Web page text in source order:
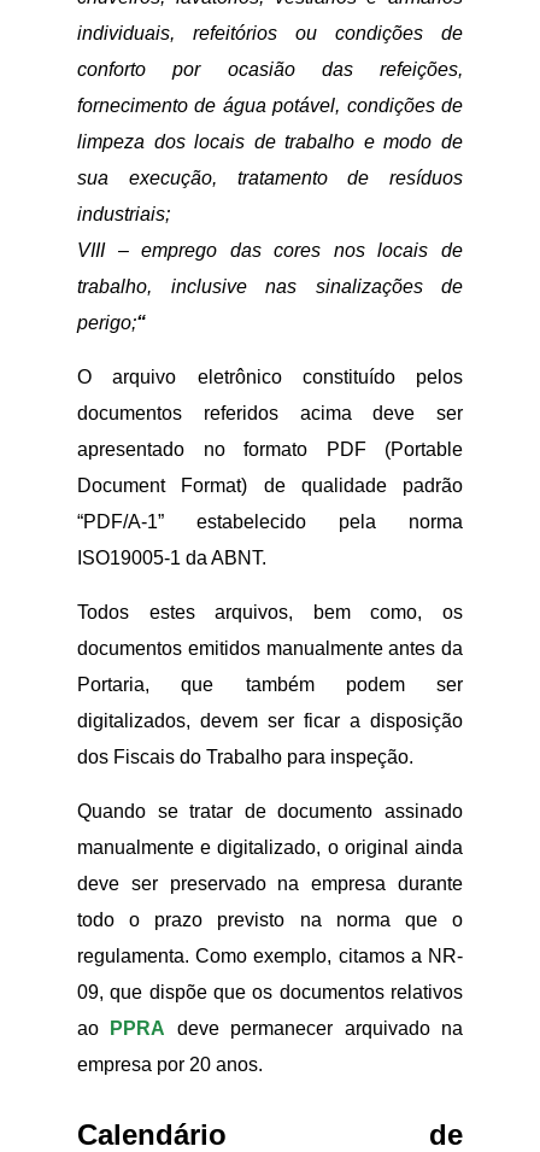
individuais, refeitórios ou condições de
conforto por ocasião das refeições,
fornecimento de água potável, condições de
limpeza dos locais de trabalho e modo de
sua execução, tratamento de resíduos
industriais;
VIII – emprego das cores nos locais de
trabalho, inclusive nas sinalizações de
perigo;“
O arquivo eletrônico constituído pelos
documentos referidos acima deve ser
apresentado no formato PDF (Portable
Document Format) de qualidade padrão
“PDF/A-1” estabelecido pela norma
ISO19005-1 da ABNT.
Todos estes arquivos, bem como, os
documentos emitidos manualmente antes da
Portaria, que também podem ser
digitalizados, devem ser ficar a disposição
dos Fiscais do Trabalho para inspeção.
Quando se tratar de documento assinado
manualmente e digitalizado, o original ainda
deve ser preservado na empresa durante
todo o prazo previsto na norma que o
regulamenta. Como exemplo, citamos a NR-
09, que dispõe que os documentos relativos
ao
PPRA deve permanecer arquivado na
empresa por 20 anos.
Calendário de